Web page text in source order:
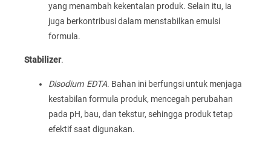
yang menambah kekentalan produk. Selain itu, ia
juga berkontribusi dalam menstabilkan emulsi
formula.
Stabilizer.
Disodium EDTA. Bahan ini berfungsi untuk menjaga
kestabilan formula produk, mencegah perubahan
pada pH, bau, dan tekstur, sehingga produk tetap
efektif saat digunakan.